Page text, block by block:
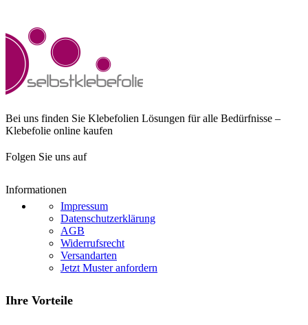
Bei uns finden Sie Klebefolien Lösungen für alle Bedürfnisse –
Klebefolie online kaufen
Folgen Sie uns auf
Informationen
Impressum
Datenschutzerklärung
AGB
Widerrufsrecht
Versandarten
Jetzt Muster anfordern
Ihre Vorteile